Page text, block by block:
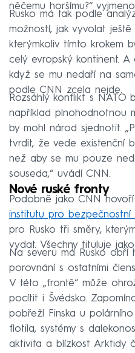
něčemu horšímu?“
Rusko má tak podle
možností, jak vyvolat
kterýmkoliv tímto krokem
celý evropský kontinent. A
když se mu nedaří na
podle CNN zcela nejde.
Rozsáhlý konflikt s NATO
například plnohodnotnou
by mohl národ sjednotit.
tvrdit, že vede existenční
než aby se mu pouze
souseda,“ uvádí CNN.
Nové ruské fronty
Podobně jako CNN
institutu pro bezpečnostní
pro Rusko tři směry,
vydat. Všechny tituluje
Na severu má Rusko obří
porovnání s ostatními
V této „frontě“ může
pocítit i Švédsko.
pobřeží Finska u polárního
flotila, systémy s
aktivita a blízkost Arktidy